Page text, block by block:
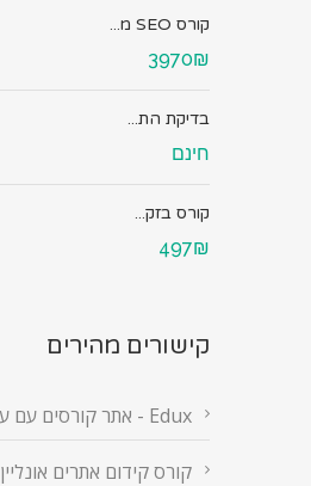
קורס SEO מ...
3970₪
בדיקת הת...
חינם
קורס בזק...
497₪
קישורים מהירים
Edux - אתר קורסים עם ערך
קורס קידום אתרים אונליין